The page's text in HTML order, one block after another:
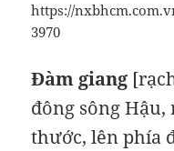
https://
3970
Đàm giang
đông sông Hậu,
thước, lên phía